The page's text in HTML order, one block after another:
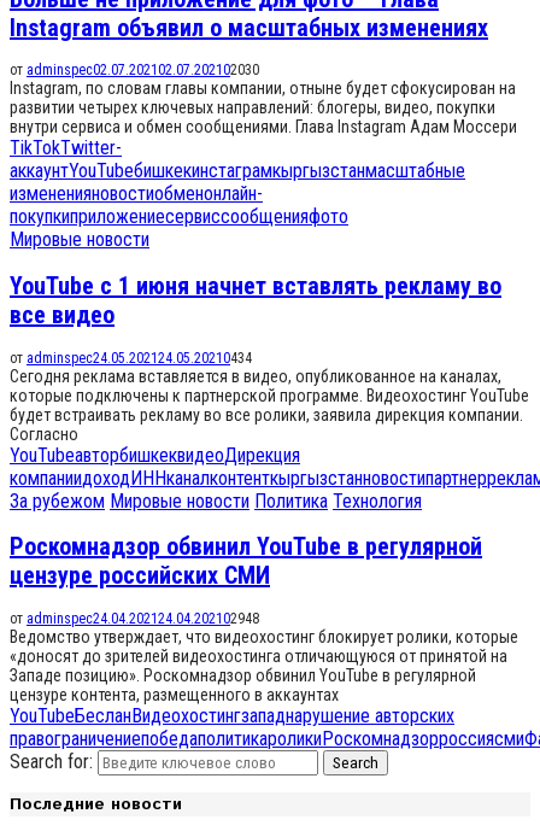
Instagram объявил о масштабных изменениях
от adminspec02.07.202102.07.202102030
Instagram, по словам главы компании, отныне будет сфокусирован на
развитии четырех ключевых направлений: блогеры, видео, покупки
внутри сервиса и обмен сообщениями. Глава Instagram Адам Моссери
TikTokTwitter-
аккаунтYouTubeбишкекинстаграмкыргызстанмасштабные
измененияновостиобменонлайн-
покупкиприложениесервиссообщенияфото
Мировые новости
YouTube с 1 июня начнет вставлять рекламу во
все видео
от adminspec24.05.202124.05.20210434
Сегодня реклама вставляется в видео, опубликованное на каналах,
которые подключены к партнерской программе. Видеохостинг YouTube
будет встраивать рекламу во все ролики, заявила дирекция компании.
Согласно
YouTubeавторбишкеквидеоДирекция
компаниидоходИННканалконтенткыргызстанновостипартнер
За рубежом Мировые новости Политика Технология
Роскомнадзор обвинил YouTube в регулярной
цензуре российских СМИ
от adminspec24.04.202124.04.202102948
Ведомство утверждает, что видеохостинг блокирует ролики, которые
«доносят до зрителей видеохостинга отличающуюся от принятой на
Западе позицию». Роскомнадзор обвинил YouTube в регулярной
цензуре контента, размещенного в аккаунтах
YouTubeБесланВидеохостингзападнарушение авторских
правограничениепобедаполитикароликиРоскомнадзорроссиясми
Search for:
Search
Последние новости